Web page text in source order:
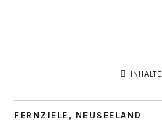
FERNZIELE , NEUSEELAND